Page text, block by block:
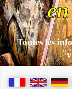
Toutes les